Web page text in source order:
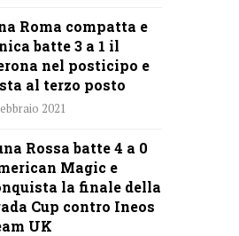
Roma compatta e
batte 3 a 1 il
nel posticipo e
al terzo posto
2021
Rossa batte 4 a 0
Magic e
la finale della
Cup contro Ineos
UK